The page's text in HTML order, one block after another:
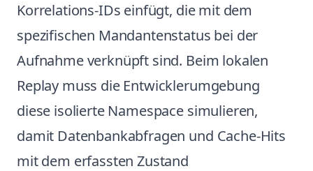
Korrelations-IDs einfügt, die mit dem
spezifischen Mandantenstatus bei der
Aufnahme verknüpft sind. Beim lokalen
Replay muss die Entwicklerumgebung
diese isolierte Namespace simulieren,
damit Datenbankabfragen und Cache-Hits
mit dem erfassten Zustand